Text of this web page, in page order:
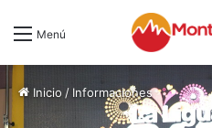
Menú
Inicio / Informaciones